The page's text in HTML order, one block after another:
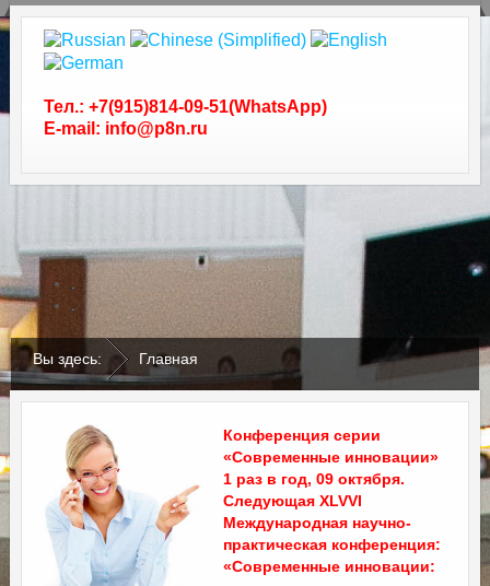
Тел.: +7(915)814-09-51(WhatsApp)
E-mail: info@p8n.ru
Вы здесь: Главная
Конференция серии
«Современные инновации»
1 раз в год, 09 октября.
Следующая XLVVI
Международная научно-
практическая конференция:
«Современные инновации: